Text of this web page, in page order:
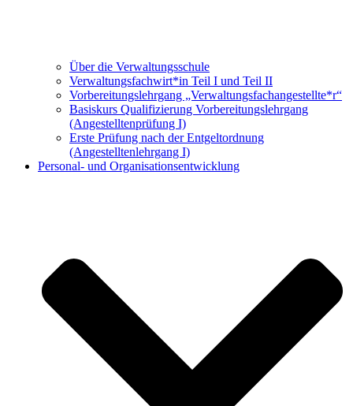
Über die Verwaltungsschule
Verwaltungs­fachwirt*in Teil I und Teil II
Vorbereitungs­lehrgang „Verwaltungsfach­angestellte*r“
Basiskurs Qualifizierung Vorbereitungs­lehrgang
(Angestellten­prüfung I)
Erste Prüfung nach der Entgeltordnung
(Angestelltenlehrgang I)
Personal- und Organisationsentwicklung